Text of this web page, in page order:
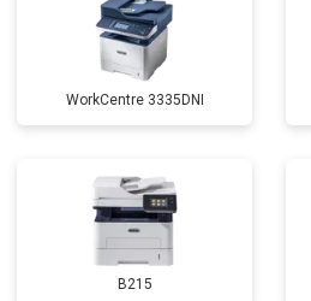
WorkCentre 3335DNI
B215